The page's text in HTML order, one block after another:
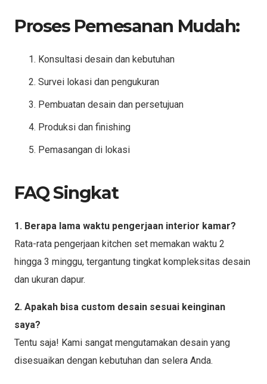
Proses Pemesanan Mudah:
Konsultasi desain dan kebutuhan
Survei lokasi dan pengukuran
Pembuatan desain dan persetujuan
Produksi dan finishing
Pemasangan di lokasi
FAQ Singkat
1. Berapa lama waktu pengerjaan interior kamar?
Rata-rata pengerjaan kitchen set memakan waktu 2
hingga 3 minggu, tergantung tingkat kompleksitas desain
dan ukuran dapur.
2. Apakah bisa custom desain sesuai keinginan
saya?
Tentu saja! Kami sangat mengutamakan desain yang
disesuaikan dengan kebutuhan dan selera Anda.